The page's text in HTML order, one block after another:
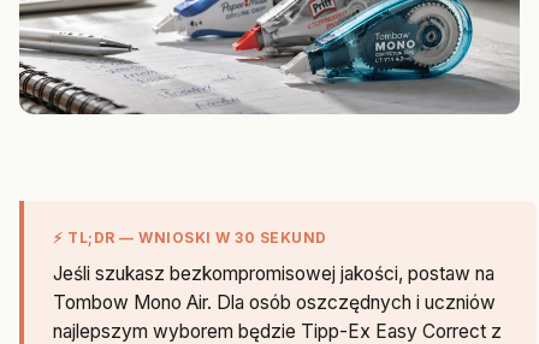
⚡ TL;DR — WNIOSKI W 30 SEKUND
Jeśli szukasz bezkompromisowej jakości, postaw na
Tombow Mono Air. Dla osób oszczędnych i uczniów
najlepszym wyborem będzie Tipp-Ex Easy Correct z